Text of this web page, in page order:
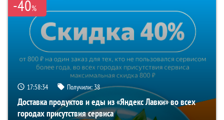
-40%
17:58:33 Получили:38
Доставка продуктов и еды из «Яндекс Лавки» во всех
городах присутствия сервиса